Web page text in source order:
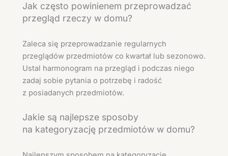
Jak często powinienem przeprowadzać
przegląd rzeczy w domu?
Zaleca się przeprowadzanie regularnych
przeglądów przedmiotów co kwartał lub sezonowo.
Ustal harmonogram na przegląd i podczas niego
zadaj sobie pytania o potrzebę i radość
z posiadanych przedmiotów.
Jakie są najlepsze sposoby
na kategoryzację przedmiotów w domu?